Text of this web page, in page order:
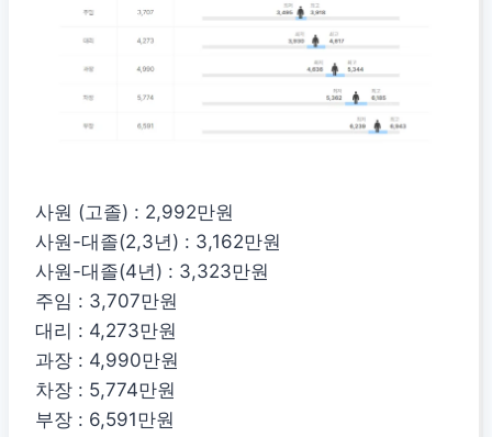
사원 (고졸) : 2,992만원
사원-대졸(2,3년) : 3,162만원
사원-대졸(4년) : 3,323만원
주임 : 3,707만원
대리 : 4,273만원
과장 : 4,990만원
차장 : 5,774만원
부장 : 6,591만원